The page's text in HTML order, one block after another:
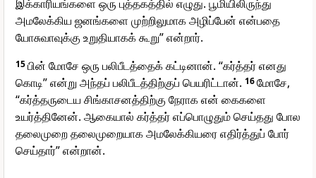
இக்காரியங்களை ஒரு புத்தகத்தில் எழுது. பூமியிலிருந்து
அமலேக்கிய ஜனங்களை முற்றிலுமாக அழிப்பேன் என்பதை
யோசுவாவுக்கு உறுதியாகக் கூறு” என்றார்.
15பின் மோசே ஒரு பலிபீடத்தைக் கட்டினான். “கர்த்தர் எனது
கொடி” என்று அந்தப் பலிபீடத்திற்குப் பெயரிட்டான். 16மோசே,
“கர்த்தருடைய சிங்காசனத்திற்கு நேராக என் கைகளை
உயர்த்தினேன். ஆகையால் கர்த்தர் எப்பொழுதும் செய்தது போல
தலைமுறை தலைமுறையாக அமலேக்கியரை எதிர்த்துப் போர்
செய்தார்” என்றான்.